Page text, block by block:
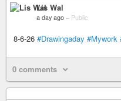
Lis Wal
a day ago – Public
8-6-26 #Drawingaday #Mywork
0 comments